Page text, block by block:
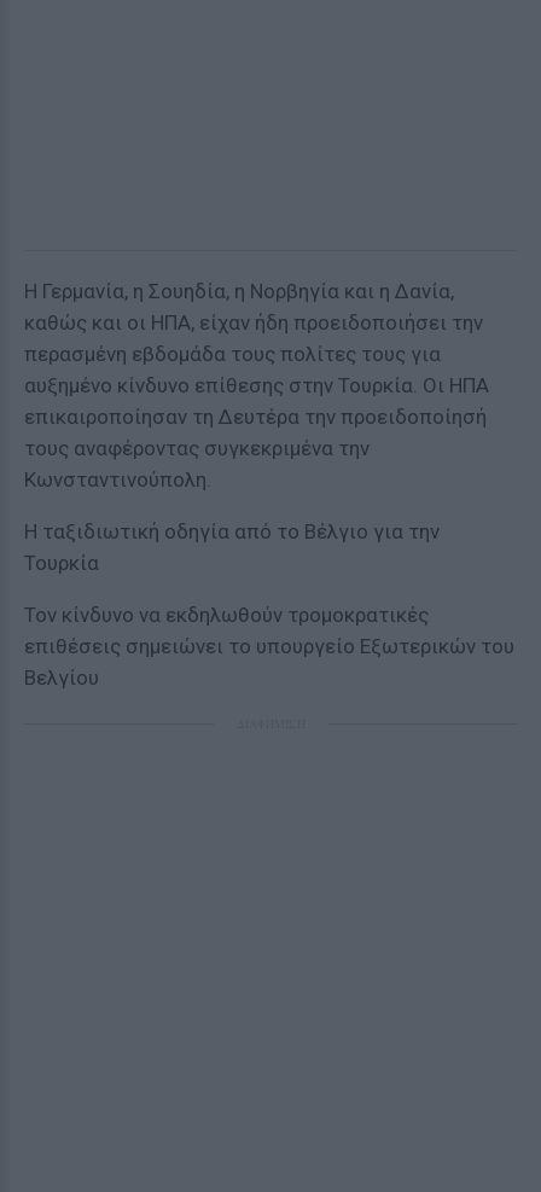
Η Γερμανία, η Σουηδία, η Νορβηγία και η Δανία,
καθώς και οι ΗΠΑ, είχαν ήδη προειδοποιήσει την
περασμένη εβδομάδα τους πολίτες τους για
αυξημένο κίνδυνο επίθεσης στην Τουρκία. Οι ΗΠΑ
επικαιροποίησαν τη Δευτέρα την προειδοποίησή
τους αναφέροντας συγκεκριμένα την
Κωνσταντινούπολη.
Η ταξιδιωτική οδηγία από το Βέλγιο για την
Τουρκία
Τον κίνδυνο να εκδηλωθούν τρομοκρατικές
επιθέσεις σημειώνει το υπουργείο Εξωτερικών του
Βελγίου